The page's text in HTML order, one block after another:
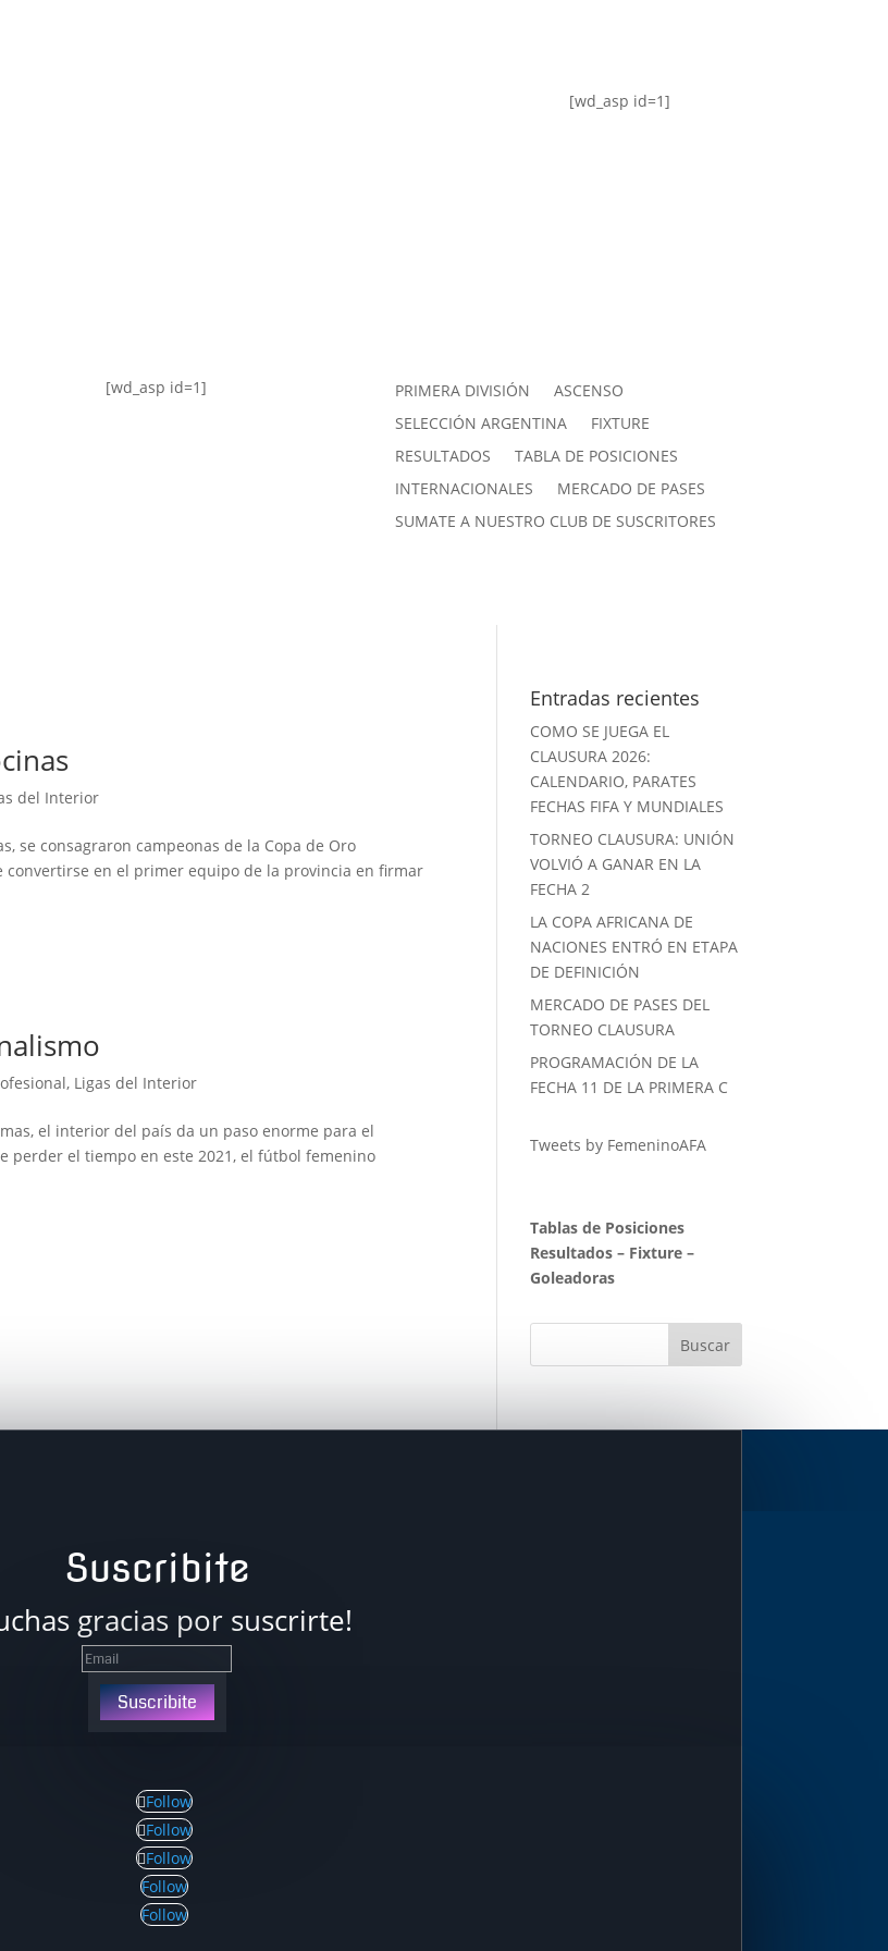
[wd_asp id=1]
[wd_asp id=1] PRIMERA DIVISIÓN
ASCENSO
SELECCIÓN ARGENTINA
FIXTURE
RESULTADOS
TABLA DE POSICIONES
INTERNACIONALES
MERCADO DE PASES
SUMATE A NUESTRO CLUB DE SUSCRITORES
del Interior
se consagraron campeonas de la Copa de Oro
convertirse en el primer equipo de la provincia en firmar
, Ligas del Interior
el interior del país da un paso enorme para el
perder el tiempo en este 2021, el fútbol femenino
Entradas recientes
COMO SE JUEGA EL
CLAUSURA 2026:
CALENDARIO, PARATES
FECHAS FIFA Y MUNDIALES
TORNEO CLAUSURA: UNIÓN
VOLVIÓ A GANAR EN LA
FECHA 2
LA COPA AFRICANA DE
NACIONES ENTRÓ EN ETAPA
DE DEFINICIÓN
MERCADO DE PASES DEL
TORNEO CLAUSURA
PROGRAMACIÓN DE LA
FECHA 11 DE LA PRIMERA C
Tweets by FemeninoAFA
Tablas de Posiciones
Resultados – Fixture –
Goleadoras
Suscribite
gracias por suscrirte!
Suscribite
Follow
Follow
Follow
Follow
Follow